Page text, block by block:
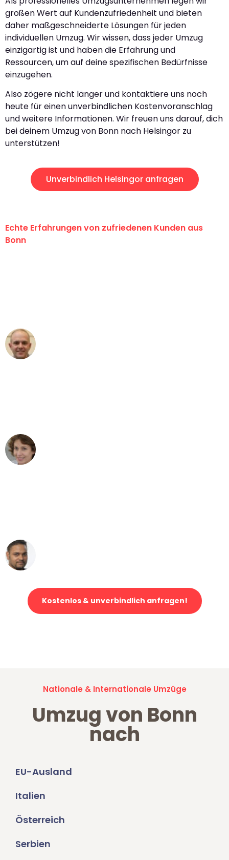
großen Wert auf Kundenzufriedenheit und bieten
daher maßgeschneiderte Lösungen für jeden
individuellen Umzug. Wir wissen, dass jeder Umzug
einzigartig ist und haben die Erfahrung und
Ressourcen, um auf deine spezifischen Bedürfnisse
einzugehen.
Also zögere nicht länger und kontaktiere uns noch
heute für einen unverbindlichen Kostenvoranschlag
und weitere Informationen. Wir freuen uns darauf, dich
bei deinem Umzug von Bonn nach Helsingor zu
unterstützen!
Unverbindlich Helsingor anfragen
Echte Erfahrungen von zufriedenen Kunden aus
Bonn
Kostenlos & unverbindlich anfragen!
Nationale & Internationale Umzüge
Umzug von Bonn
nach
EU-Ausland
Italien
Österreich
Serbien